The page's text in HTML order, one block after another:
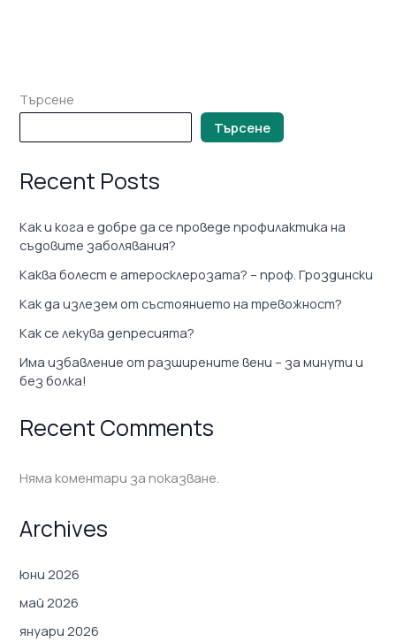
Търсене
Търсене
Recent Posts
Как и кога е добре да се проведе профилактика на
съдовите заболявания?
Каква болест е атеросклерозата? – проф. Гроздински
Как да излезем от състоянието на тревожност?
Как се лекува депресията?
Има избавление от разширените вени – за минути и
без болка!
Recent Comments
Няма коментари за показване.
Archives
юни 2026
май 2026
януари 2026